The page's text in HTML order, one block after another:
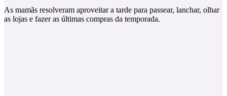
As mamãs resolveram aproveitar a tarde para passear, lanchar, olhar
as lojas e fazer as últimas compras da temporada.